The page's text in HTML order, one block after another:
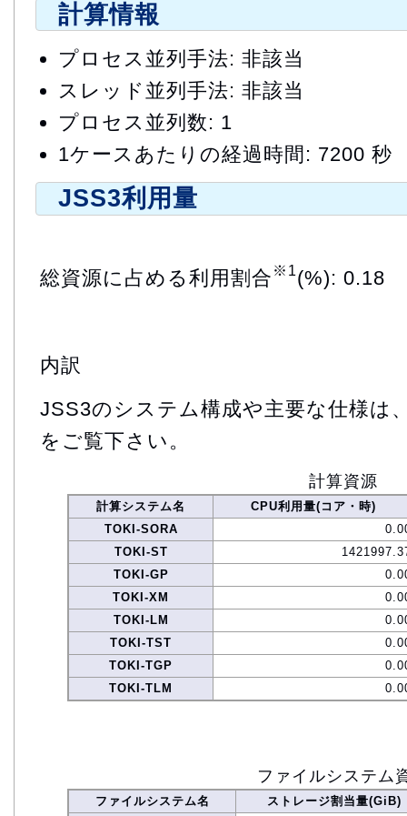
計算情報
プロセス並列手法: 非該当
スレッド並列手法: 非該当
プロセス並列数: 1
1ケースあたりの経過時間: 7200 秒
JSS3利用量
総資源に占める利用割合 ※1(%): 0.18
内訳
JSS3のシステム構成や主要な仕様は
をご覧下さい。
計算資源
計算システム名
CPU利用量(コア・時)
TOKI-SORA
TOKI-ST
TOKI-GP
TOKI-XM
TOKI-LM
TOKI-TST
TOKI-TGP
TOKI-TLM
ファイルシステム
ファイルシステム名
ストレージ割当量(GiB)